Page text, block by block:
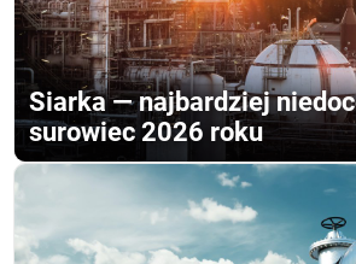
Siarka — najbardziej
surowiec 2026 roku